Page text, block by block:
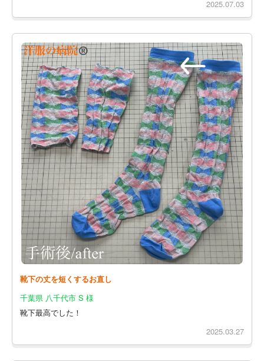
2025.07.03
靴下の丈を短くするお直し
千葉県 八千代市 S 様
靴下最高でした！
2025.03.27